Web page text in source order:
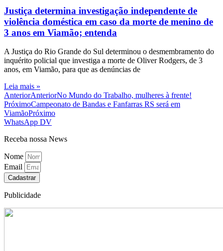
Justiça determina investigação independente de
violência doméstica em caso da morte de menino de
3 anos em Viamão; entenda
A Justiça do Rio Grande do Sul determinou o desmembramento do
inquérito policial que investiga a morte de Oliver Rodgers, de 3
anos, em Viamão, para que as denúncias de
Leia mais »
AnteriorAnteriorNo Mundo do Trabalho, mulheres à frente!
PróximoCampeonato de Bandas e Fanfarras RS será em
ViamãoPróximo
WhatsApp DV
Receba nossa News
Nome
Email
Cadastrar
Publicidade